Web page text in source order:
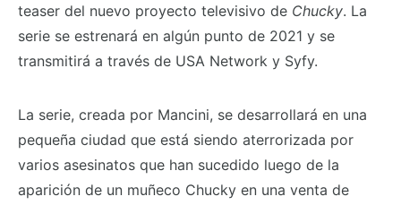
teaser del nuevo proyecto televisivo de Chucky. La
serie se estrenará en algún punto de 2021 y se
transmitirá a través de USA Network y Syfy.
La serie, creada por Mancini, se desarrollará en una
pequeña ciudad que está siendo aterrorizada por
varios asesinatos que han sucedido luego de la
aparición de un muñeco Chucky en una venta de